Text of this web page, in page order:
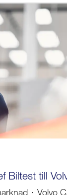
Biltest till
· Volvo